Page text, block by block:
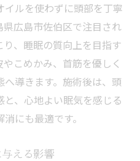
イルを使わずに頭部を丁寧
広島市佐伯区で注目され
、睡眠の質向上を目指す
こめかみ、首筋を優しく
導きます。施術後は、頭
、心地よい眠気を感じる
にも最適です。
える影響